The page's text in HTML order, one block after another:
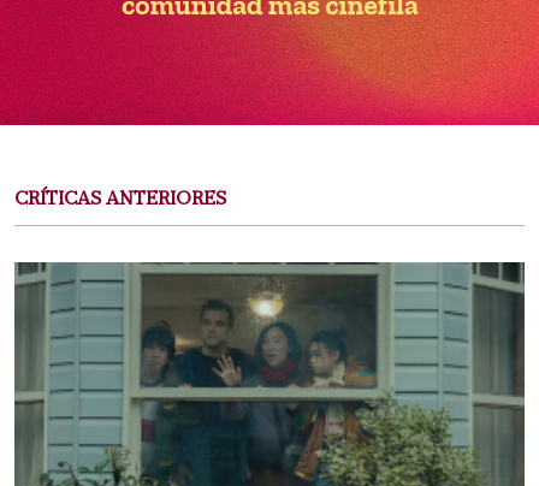
CRÍTICAS ANTERIORES